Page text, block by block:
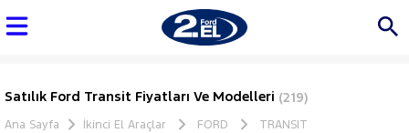
Satılık Ford Transit Fiyatları Ve Modelleri (219)
Ana Sayfa İkinci El Araçlar FORD TRANSIT